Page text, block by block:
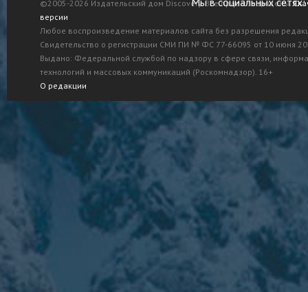
©2005-2026 Издательский дом Discovery. Все права защищены.
версии
Любое воспроизведение материалов сайта без разрешения
Свидетельство о регистрации СМИ ПИ № ФС 77-66095 от 10 июня
Выдано: Федеральной службой по надзору в сфере связи,
технологий и массовых коммуникаций (Роскомнадзор). 16+
О редакции